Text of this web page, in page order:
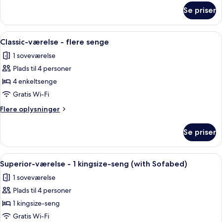
seng
værelse
1
seng
Se priser
Indlæs
alle
billeder
af
Classic-
værelse
-
flere
Allergivenligt sengetøj, skrivebord,
2
Classic-værelse - flere senge
1 soveværelse
Plads til 4 personer
4 enkeltsenge
Gratis Wi-Fi
Flere oplysninger
Flere
værelse
flere
senge
Se priser
Indlæs
alle
billeder
af
Superior-
værelse
Et hotelværelse med seng,
5
Superior-værelse - 1 kingsize-seng (with Sofabed)
1 soveværelse
Plads til 4 personer
1 kingsize-seng
Gratis Wi-Fi